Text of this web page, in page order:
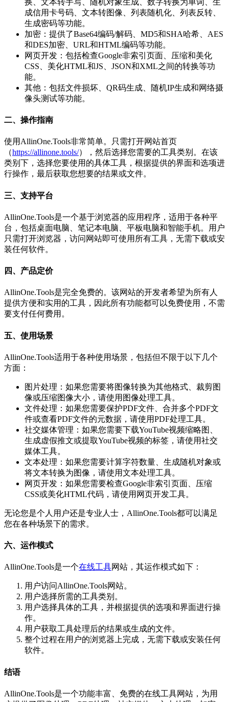
成信用卡号码、文本转图像、列表随机化、列表反转、
生成密码等功能。
加密：提供了Base64编码/解码、MD5和SHA哈希、AES
和DES加密、URL和HTML编码等功能。
网页开发：包括检查Google非索引页面、压缩和美化
CSS、美化HTML和JS、JSON和XML之间的转换等功
能。
其他：包括文件损坏、QR码生成、随机IP生成和网络摄
像头测试等功能。
二、操作指南
使用AllinOne.Tools非常简单。只需打开网站首页
（https://allinone.tools/），然后选择您需要的工具类别。在该
类别下，选择您要使用的具体工具，根据提供的界面和选项进
行操作，最后获取您想要的结果或文件。
三、支持平台
AllinOne.Tools是一个基于浏览器的应用程序，适用于各种平
台，包括桌面电脑、笔记本电脑、平板电脑和智能手机。用户
只需打开浏览器，访问网站即可使用所有工具，无需下载或安
装任何软件。
四、产品定价
AllinOne.Tools是完全免费的。该网站的开发者希望为所有人
提供方便和实用的工具，因此所有功能都可以免费使用，不需
要支付任何费用。
五、使用场景
AllinOne.Tools适用于各种使用场景，包括但不限于以下几个
方面：
图片处理：如果您需要将图像转换为其他格式、裁剪图
像或压缩图像大小，请使用图像处理工具。
文件处理：如果您需要保护PDF文件、合并多个PDF文
件或查看PDF文件的元数据，请使用PDF处理工具。
社交媒体管理：如果您需要下载YouTube视频缩略图、
生成虚假推文或提取YouTube视频的标签，请使用社交
媒体工具。
文本处理：如果您需要计算字符数量、生成随机对象或
将文本转换为图像，请使用文本处理工具。
网页开发：如果您需要检查Google非索引页面、压缩
CSS或美化HTML代码，请使用网页开发工具。
无论您是个人用户还是专业人士，AllinOne.Tools都可以满足
您在各种场景下的需求。
六、运作模式
AllinOne.Tools是一个在线工具网站，其运作模式如下：
用户访问AllinOne.Tools网站。
用户选择所需的工具类别。
用户选择具体的工具，并根据提供的选项和界面进行操
作。
用户获取工具处理后的结果或生成的文件。
整个过程在用户的浏览器上完成，无需下载或安装任何
软件。
结语
AllinOne.Tools是一个功能丰富、免费的在线工具网站，为用